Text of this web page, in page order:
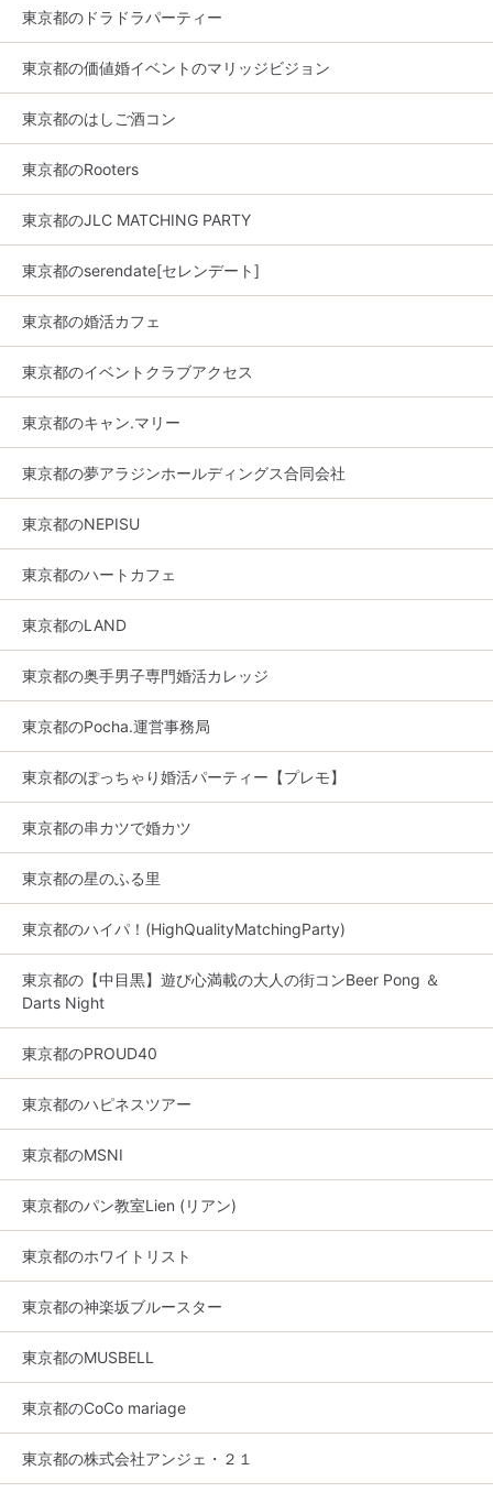
東京都のドラドラパーティー
東京都の価値婚イベントのマリッジビジョン
東京都のはしご酒コン
東京都のRooters
東京都のJLC MATCHING PARTY
東京都のserendate[セレンデート]
東京都の婚活カフェ
東京都のイベントクラブアクセス
東京都のキャン.マリー
東京都の夢アラジンホールディングス合同会社
東京都のNEPISU
東京都のハートカフェ
東京都のLAND
東京都の奥手男子専門婚活カレッジ
東京都のPocha.運営事務局
東京都のぽっちゃり婚活パーティー【プレモ】
東京都の串カツで婚カツ
東京都の星のふる里
東京都のハイパ！(HighQualityMatchingParty)
東京都の【中目黒】遊び心満載の大人の街コンBeer Pong ＆
Darts Night
東京都のPROUD40
東京都のハピネスツアー
東京都のMSNI
東京都のパン教室Lien (リアン)
東京都のホワイトリスト
東京都の神楽坂ブルースター
東京都のMUSBELL
東京都のCoCo mariage
東京都の株式会社アンジェ・２１